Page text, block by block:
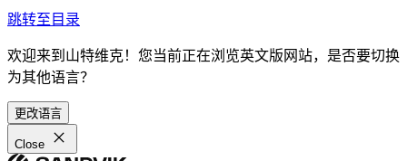
跳转至目录
欢迎来到山特维克！您当前正在浏览英文版网站，是否要切换
为其他语言？
更改语言
Close